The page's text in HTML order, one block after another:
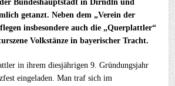
Bundeshauptstadt in Dirndln und
getanzt. Neben dem „Verein der
insbesondere auch die „Querplattler“
Volkstänze in bayerischer Tracht.
in ihrem diesjährigen 9. Gründungsjahr
eingeladen. Man traf sich im